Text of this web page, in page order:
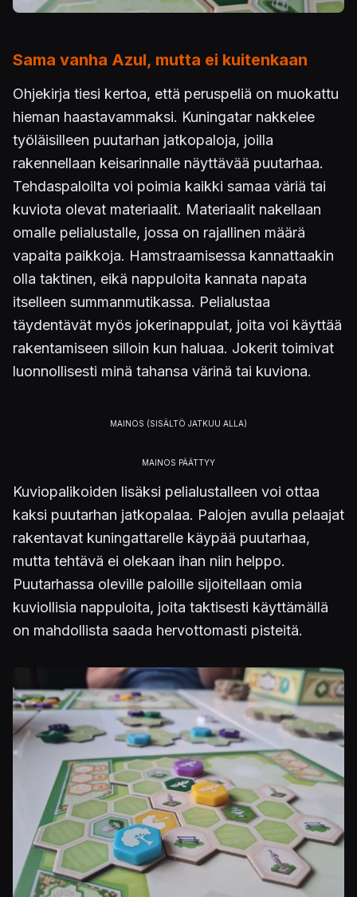
Sama vanha Azul, mutta ei kuitenkaan
Ohjekirja tiesi kertoa, että peruspeliä on muokattu
hieman haastavammaksi. Kuningatar nakkelee
työläisilleen puutarhan jatkopaloja, joilla
rakennellaan keisarinnalle näyttävää puutarhaa.
Tehdaspaloilta voi poimia kaikki samaa väriä tai
kuviota olevat materiaalit. Materiaalit nakellaan
omalle pelialustalle, jossa on rajallinen määrä
vapaita paikkoja. Hamstraamisessa kannattaakin
olla taktinen, eikä nappuloita kannata napata
itselleen summanmutikassa. Pelialustaa
täydentävät myös jokerinappulat, joita voi käyttää
rakentamiseen silloin kun haluaa. Jokerit toimivat
luonnollisesti minä tahansa värinä tai kuviona.
Kuviopalikoiden lisäksi pelialustalleen voi ottaa
kaksi puutarhan jatkopalaa. Palojen avulla pelaajat
rakentavat kuningattarelle käypää puutarhaa,
mutta tehtävä ei olekaan ihan niin helppo.
Puutarhassa oleville paloille sijoitellaan omia
kuviollisia nappuloita, joita taktisesti käyttämällä
on mahdollista saada hervottomasti pisteitä.